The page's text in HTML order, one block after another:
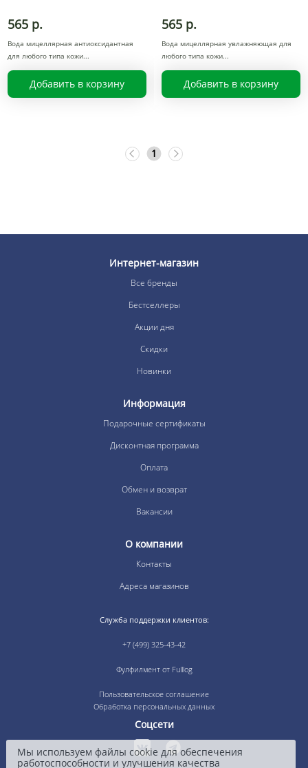
565 р.
Вода мицеллярная антиоксидантная
для любого типа кожи
Добавить в корзину
565 р.
Вода мицеллярная увлажняющая для
любого типа кожи
Добавить в корзину
1
Интернет-магазин
Все бренды
Бестселлеры
Акции дня
Скидки
Новинки
Информация
Подарочные сертификаты
Дисконтная программа
Оплата
Обмен и возврат
Вакансии
О компании
Контакты
Адреса магазинов
Служба поддержки клиентов:
+7 (499) 325-43-42
Фулфилмент от Fulllog
Пользовательское соглашение
Обработка персональных данных
Соцсети
Мы используем файлы cookie для обеспечения
работоспособности и улучшения качества